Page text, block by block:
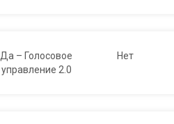
Да – Голосовое
управление 2.0
Нет